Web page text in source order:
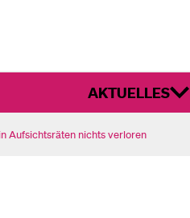
AKTUELLES
Aufsichtsräten nichts verloren